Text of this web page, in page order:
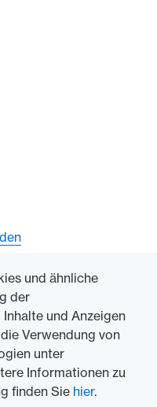
und ähnliche
der
und Anzeigen
Verwendung von
unter
Informationen zu
finden Sie hier.